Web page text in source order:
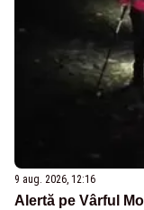
9 aug. 2026, 12:16
Alertă pe Vârful